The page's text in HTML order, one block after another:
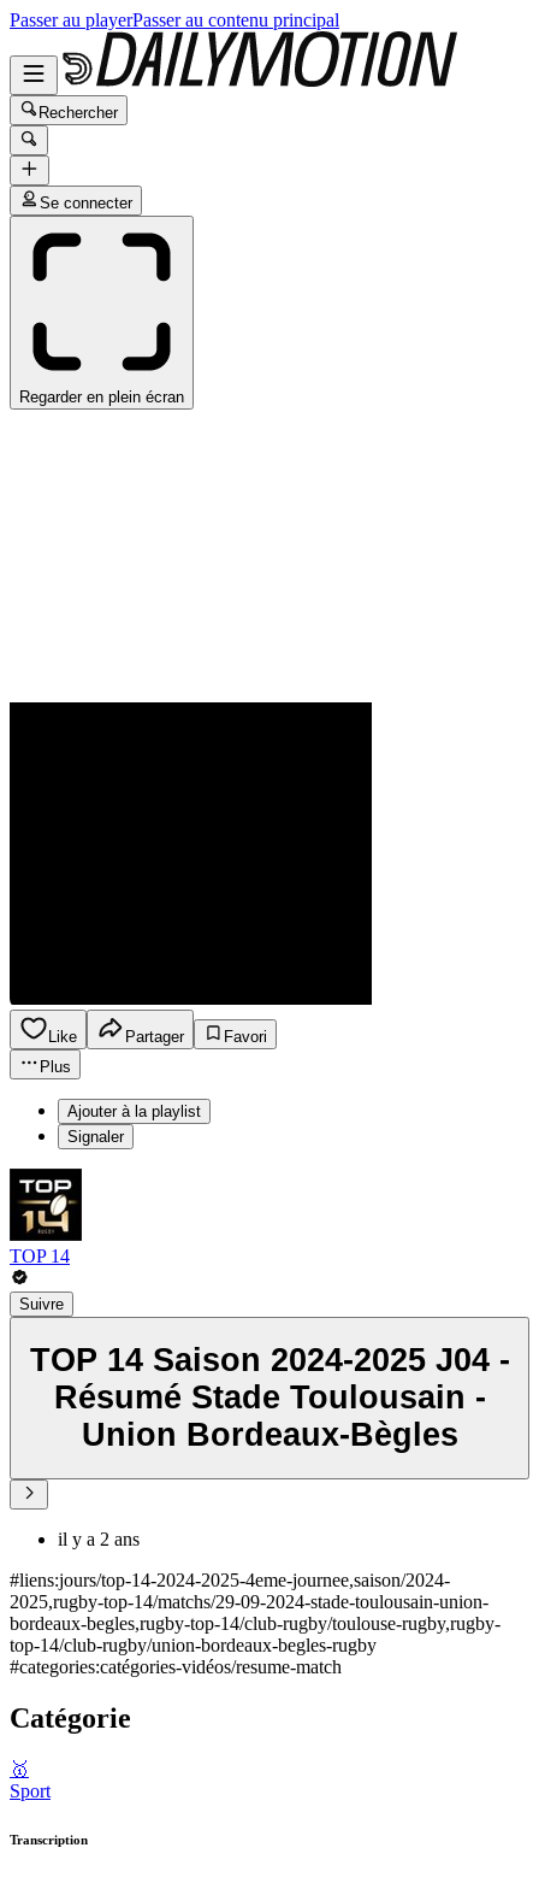
Passer au playerPasser au contenu principal
Rechercher
Se connecter
Regarder en plein écran
Like Partager
Favori
Plus
Ajouter à la playlist
Signaler
TOP 14
Suivre
TOP 14 Saison 2024-2025 J04 -
Résumé Stade Toulousain -
Union Bordeaux-Bègles
il y a 2 ans
#liens:jours/top-14-2024-2025-4eme-journee,saison/2024-
2025,rugby-top-14/matchs/29-09-2024-stade-toulousain-union-
bordeaux-begles,rugby-top-14/club-rugby/toulouse-rugby,rugby-
top-14/club-rugby/union-bordeaux-begles-rugby
#categories:catégories-vidéos/resume-match
Catégorie
🥇
Sport
Transcription